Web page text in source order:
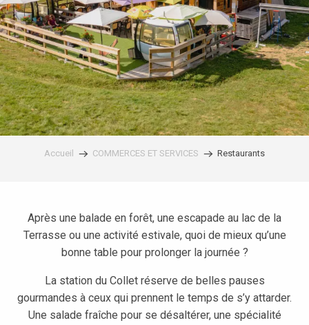
Accueil COMMERCES ET SERVICES Restaurants
Après une balade en forêt, une escapade au lac de la
Terrasse ou une activité estivale, quoi de mieux qu’une
bonne table pour prolonger la journée ?
La station du Collet réserve de belles pauses
gourmandes à ceux qui prennent le temps de s’y attarder.
Une salade fraîche pour se désaltérer, une spécialité